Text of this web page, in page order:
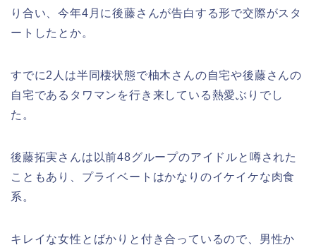
り合い、今年4月に後藤さんが告白する形で交際がスタ
ートしたとか。
すでに2人は半同棲状態で柚木さんの自宅や後藤さんの
自宅であるタワマンを行き来している熱愛ぶりでし
た。
後藤拓実さんは以前48グループのアイドルと噂された
こともあり、プライベートはかなりのイケイケな肉食
系。
キレイな女性とばかりと付き合っているので、男性か